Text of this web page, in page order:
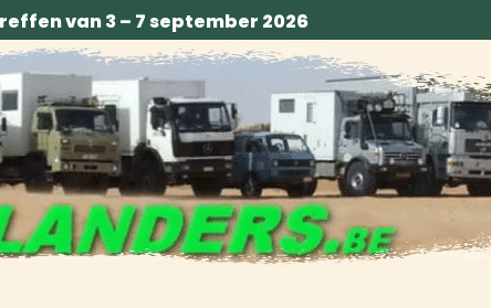
van 3 – 7 september 2026